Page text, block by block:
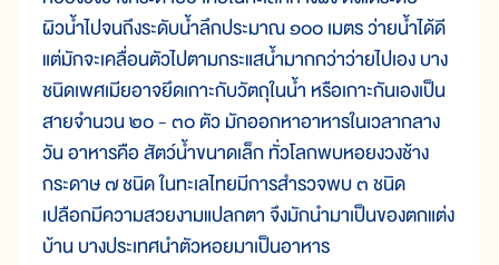
ผิวน้ำไปจนถึงระดับน้ำลึกประมาณ ๑๐๐ เมตร ว่ายน้ำได้ดี
แต่มักจะเคลื่อนตัวไปตามกระแสน้ำมากกว่าว่ายไปเอง บาง
ชนิดเพศเมียอาจยึดเกาะกับวัตถุในน้ำ หรือเกาะกันเองเป็น
สายจำนวน ๒๐ - ๓๐ ตัว มักออกหาอาหารในเวลากลาง
วัน อาหารคือ สัตว์น้ำขนาดเล็ก ทั่วโลกพบหอยงวงช้าง
กระดาษ ๗ ชนิด ในทะเลไทยมีการสำรวจพบ ๓ ชนิด
เปลือกมีความสวยงามแปลกตา จึงมักนำมาเป็นของตกแต่ง
บ้าน บางประเทศนำตัวหอยมาเป็นอาหาร